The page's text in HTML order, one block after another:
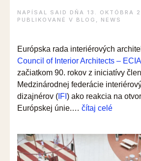
NAPÍSAL SAID DŇA 13. OKTÓBRA
PUBLIKOVANÉ V BLOG , NEWS
Európska rada interiérových
Council of Interior Architects – ECIA
začiatkom 90. rokov z iniciatívy
Medzinárodnej federácie
dizajnérov ( IFI ) ako reakcia na
Európskej únie.… čítaj celé
na